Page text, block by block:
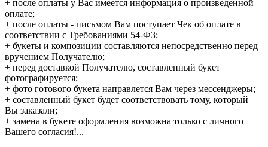
+ после оплаты у Вас имеется информация о произведенной
оплате;
+ после оплаты - письмом Вам поступает Чек об оплате в
соответствии с Требованиями 54-ФЗ;
+ букеты и композиции составляются непосредственно перед
вручением Получателю;
+ перед доставкой Получателю, составленный букет
фотографируется;
+ фото готового букета направлется Вам через мессенджеры;
+ составленный букет будет соответствовать тому, который
Вы заказали;
+ замена в букете оформления возможна только с личного
Вашего согласия!...